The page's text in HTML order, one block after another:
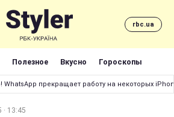
rbc.ua
Полезное Вкусно Гороскопы
WhatsApp прекращает работу на некоторых
13:45